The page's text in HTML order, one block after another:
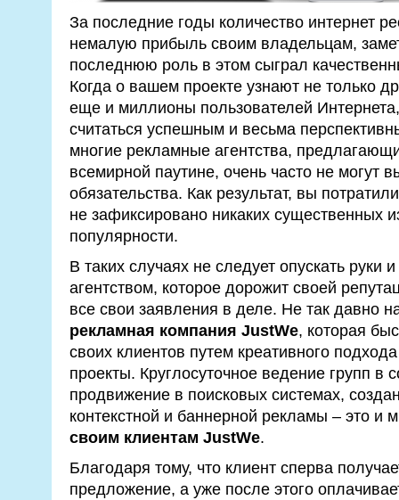
За последние годы количество интернет
немалую прибыль своим владельцам,
последнюю роль в этом сыграл
Когда о вашем проекте узнают не только
еще и миллионы пользователей
считаться успешным и весьма
многие рекламные агентства,
всемирной паутине, очень часто не могут
обязательства. Как результат, вы
не зафиксировано никаких существенных
популярности.
В таких случаях не следует опускать руки
агентством, которое дорожит своей
все свои заявления в деле. Не так давно
рекламная компания JustWe, которая
своих клиентов путем креативного
проекты. Круглосуточное ведение групп в
продвижение в поисковых системах,
контекстной и баннерной рекламы – это и
своим клиентам JustWe.
Благодаря тому, что клиент сперва
предложение, а уже после этого